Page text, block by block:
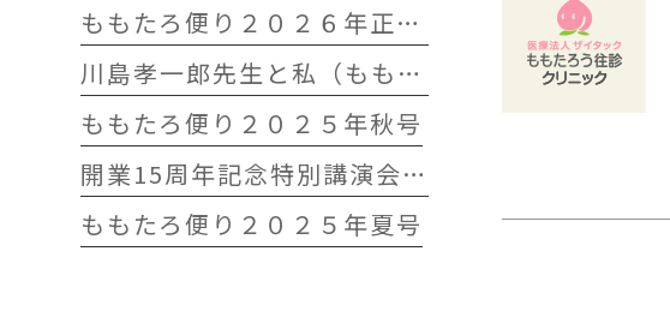
ももたろ便り２０２６年正月号
川島孝一郎先生と私（ももたろう往診クリニック開院15周年記念特別講演会）
ももたろ便り２０２５年秋号
開業15周年記念特別講演会 開催します
ももたろ便り２０２５年夏号